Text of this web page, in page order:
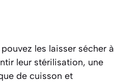
les laisser sécher à
leur stérilisation, une
de cuisson et